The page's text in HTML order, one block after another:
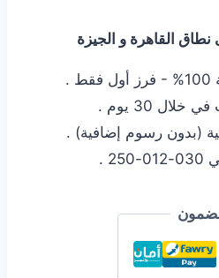
8.499,00
8.399,00 EGP.
القاهرة و الجيزة
30 يوم .
(بدون رسوم إضافية) .
.